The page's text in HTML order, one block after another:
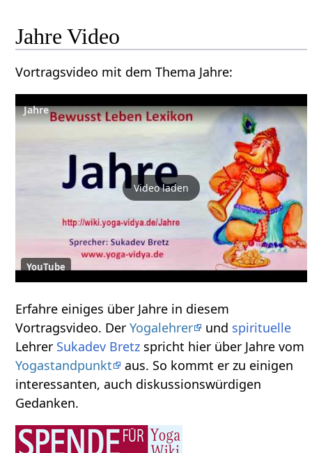
Jahre‏‎ Video
Vortragsvideo mit dem Thema Jahre‏‎:
Jahre‏‎
Video laden
YouTube
Erfahre einiges über Jahre‏‎ in diesem
Vortragsvideo. DerYogalehrer und spirituelle
Lehrer Sukadev Bretz
spricht hier über Jahre‏‎ vom
Yogastandpunkt
aus. So kommt er zu einigen
interessanten, auch diskussionswürdigen
Gedanken.